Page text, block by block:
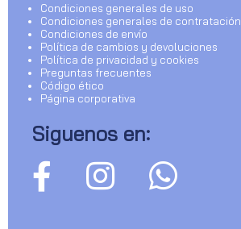
Condiciones generales de uso
Condiciones generales de contratación
Condiciones de envío
Política de cambios y devoluciones
Política de privacidad y cookies
Preguntas frecuentes
Código ético
Página corporativa
Siguenos en: